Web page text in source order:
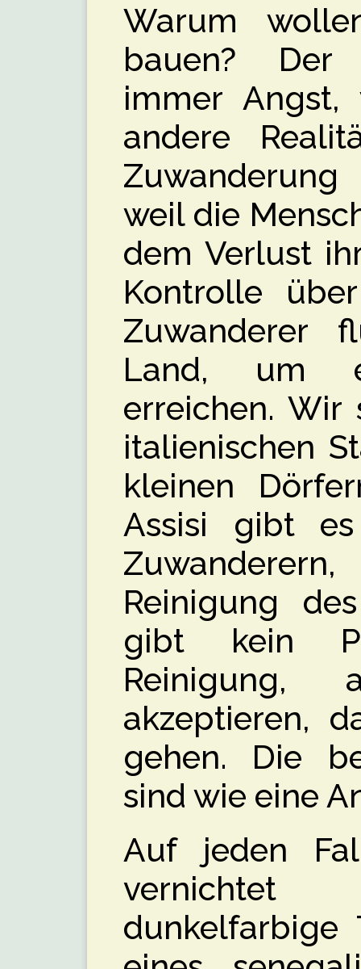
Warum
bauen? Der
immer
andere
weil die
dem Verlust
Kontrolle
Zuwanderer
Land, um
erreichen. Wir
italienischen
kleinen
Assisi gibt
Reinigung
gibt kein
akzeptieren,
gehen. Die
sind wie eine
Auf jeden
dunkelfarbige